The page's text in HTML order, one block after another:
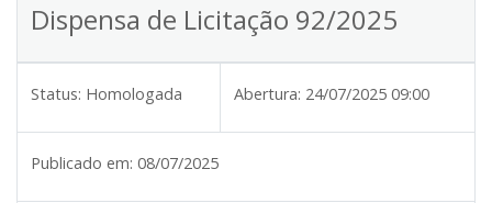
Dispensa de Licitação 92/2025
Status: Homologada Abertura: 24/07/2025 09:00
Publicado em: 08/07/2025